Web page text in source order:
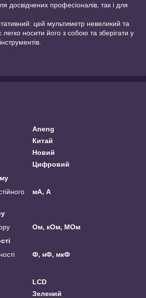
досвідчених професіоналів, так і для
цей мультиметр невеликий та
носити його з собою та зберігати у
Aneng
Китай
Новий
Цифровий
мА, А
Ом, кОм, МОм
Ф, нФ, мкФ
LCD
Зелений